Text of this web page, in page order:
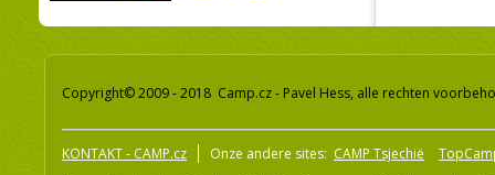
Copyright© 2009 - 2018 Camp.cz - Pavel Hess, alle rechten
KONTAKT - CAMP.cz Onze andere sites: CAMP Tsjechië